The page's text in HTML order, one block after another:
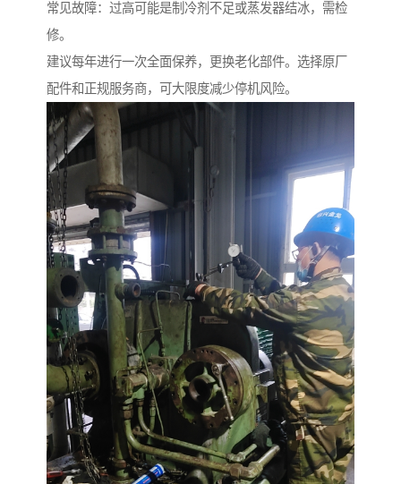
常见故障：过高可能是制冷剂不足或蒸发器结冰，需检
修。
建议每年进行一次全面保养，更换老化部件。选择原厂
配件和正规服务商，可大限度减少停机风险。